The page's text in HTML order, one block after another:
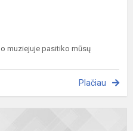
muziejuje pasitiko mūsų
Plačiau